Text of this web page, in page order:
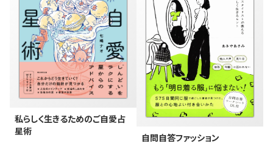
私らしく生きるためのご自愛占
星術
自問自答ファッション